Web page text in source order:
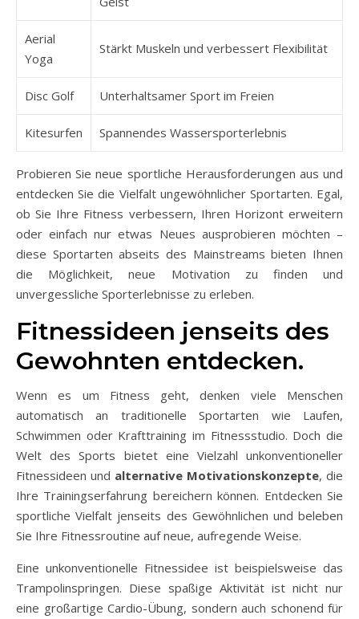
Aerial
Yoga
Stärkt Muskeln und verbessert Flexibilität
Disc Golf Unterhaltsamer Sport im Freien
Kitesurfen Spannendes Wassersporterlebnis
Probieren Sie neue sportliche Herausforderungen aus und
entdecken Sie die Vielfalt ungewöhnlicher Sportarten. Egal,
ob Sie Ihre Fitness verbessern, Ihren Horizont erweitern
oder einfach nur etwas Neues ausprobieren möchten –
diese Sportarten abseits des Mainstreams bieten Ihnen
die Möglichkeit, neue Motivation zu finden und
unvergessliche Sporterlebnisse zu erleben.
Fitnessideen jenseits des
Gewohnten entdecken.
Wenn es um Fitness geht, denken viele Menschen
automatisch an traditionelle Sportarten wie Laufen,
Schwimmen oder Krafttraining im Fitnessstudio. Doch die
Welt des Sports bietet eine Vielzahl unkonventioneller
Fitnessideen und alternative Motivationskonzepte, die
Ihre Trainingserfahrung bereichern können. Entdecken Sie
sportliche Vielfalt jenseits des Gewöhnlichen und beleben
Sie Ihre Fitnessroutine auf neue, aufregende Weise.
Eine unkonventionelle Fitnessidee ist beispielsweise das
Trampolinspringen. Diese spaßige Aktivität ist nicht nur
eine großartige Cardio-Übung, sondern auch schonend für